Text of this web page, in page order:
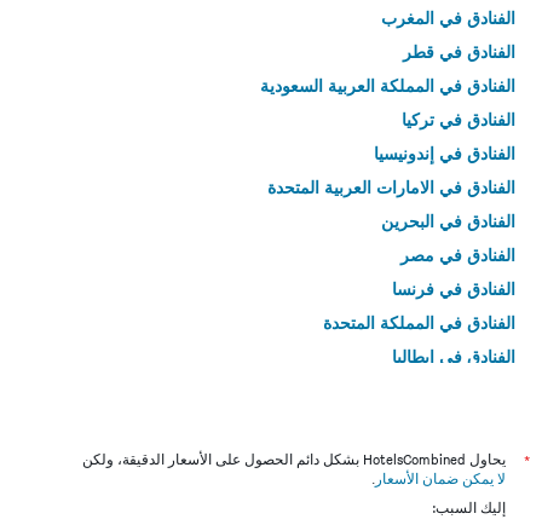
الفنادق في المغرب
الفنادق في قطر
الفنادق في المملكة العربية السعودية
الفنادق في تركيا
الفنادق في إندونيسيا
الفنادق في الامارات العربية المتحدة
الفنادق في البحرين
الفنادق في مصر
الفنادق في فرنسا
الفنادق في المملكة المتحدة
الفنادق في إيطاليا
*
يحاول HotelsCombined بشكل دائم الحصول على الأسعار الدقيقة، ولكن
لا يمكن ضمان الأسعار .
إليك السبب: